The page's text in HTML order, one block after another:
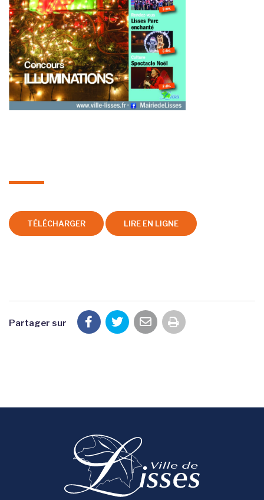
TÉLÉCHARGER LIRE EN LIGNE
Partager sur Imprimer la